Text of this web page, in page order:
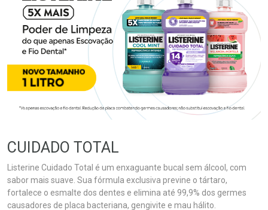
CUIDADO TOTAL
Listerine Cuidado Total é um enxaguante bucal sem álcool, com
sabor mais suave. Sua fórmula exclusiva previne o tártaro,
fortalece o esmalte dos dentes e elimina até 99,9% dos germes
causadores de placa bacteriana, gengivite e mau hálito.